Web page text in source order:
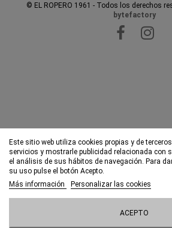
Este sitio web utiliza cookies propias y de
servicios y mostrarle publicidad relacionada con
el análisis de sus hábitos de navegación. Para
su uso pulse el botón Acepto.
Más información
Personalizar las cookies
ACEPTO
© EL ROPERO 1961 - Todos los derechos
bytefactory